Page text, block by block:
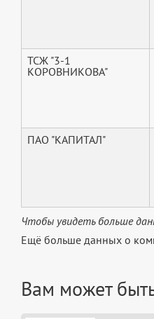
ТСЖ "3-1
КОРОВНИКОВА"
ПАО "КАПИТАЛ"
Чтобы увидеть больше
Ещё больше данных о
Вам может